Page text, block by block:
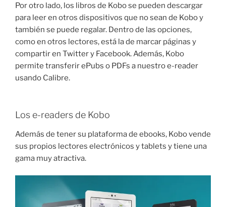
Por otro lado, los libros de Kobo se pueden descargar
para leer en otros dispositivos que no sean de Kobo y
también se puede regalar. Dentro de las opciones,
como en otros lectores, está la de marcar páginas y
compartir en Twitter y Facebook. Además, Kobo
permite transferir ePubs o PDFs a nuestro e-reader
usando Calibre.
Los e-readers de Kobo
Además de tener su plataforma de ebooks, Kobo vende
sus propios lectores electrónicos y tablets y tiene una
gama muy atractiva.